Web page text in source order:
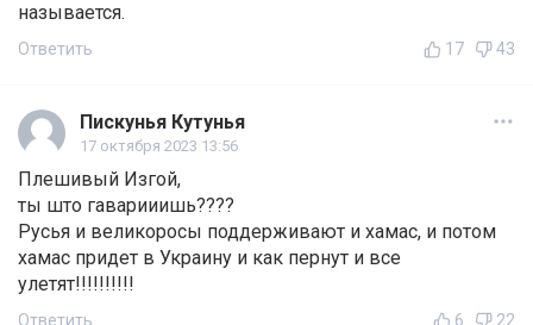
называется.
Ответить 17 43
Пискунья Кутунья
17 октября 2023 13:56
Плешивый Изгой,
ты што гаварииишь????
Русья и великоросы поддерживают и хамас, и потом
хамас придет в Украину и как пернут и все
улетят!!!!!!!!!!
Ответить 6 22